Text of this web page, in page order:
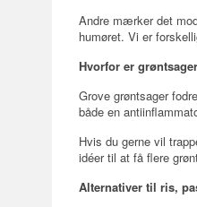
Andre mærker det
humøret. Vi er
Hvorfor er
Grove grøntsager
både en
Hvis du gerne vil
idéer til at få flere
Alternativer til ris,